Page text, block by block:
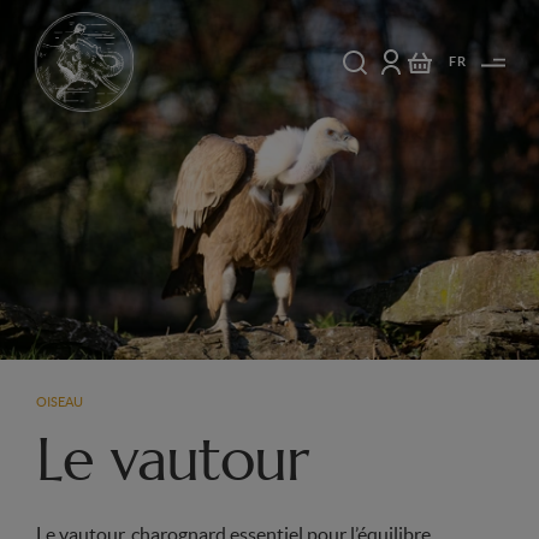
FR
OISEAU
Le vautour
Le vautour, charognard essentiel pour l’équilibre